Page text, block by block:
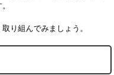
り組んでみましょう。